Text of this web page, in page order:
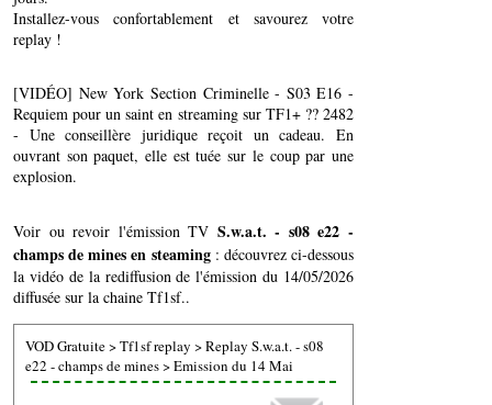
Installez-vous confortablement et savourez votre
replay !
[VIDÉO] New York Section Criminelle - S03 E16 -
Requiem pour un saint en streaming sur TF1+ ?? 2482
- Une conseillère juridique reçoit un cadeau. En
ouvrant son paquet, elle est tuée sur le coup par une
explosion.
Voir ou revoir l'émission TV S.w.a.t. - s08 e22 -
champs de mines en steaming: découvrez ci-dessous
la vidéo de la rediffusion de l'émission du 14/05/2026
diffusée sur la chaine Tf1sf..
VOD Gratuite>Tf1sf replay >Replay S.w.a.t. - s08
e22 - champs de mines>Emission du 14 Mai